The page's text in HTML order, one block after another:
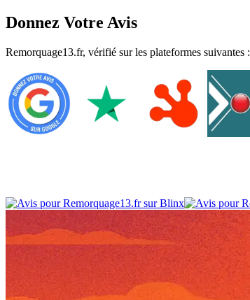
Donnez Votre Avis
Remorquage13.fr, vérifié sur les plateformes suivantes :